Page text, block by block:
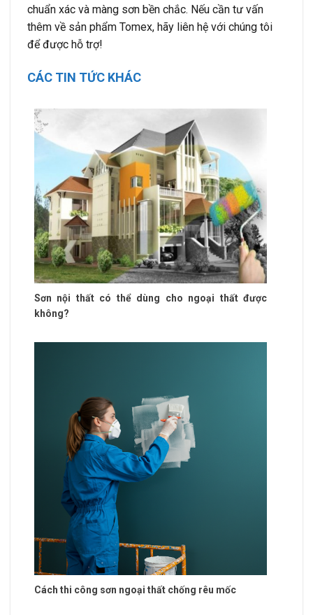
chuẩn xác và màng sơn bền chắc. Nếu cần tư vấn
thêm về sản phẩm Tomex, hãy liên hệ với chúng tôi
để được hỗ trợ!
CÁC TIN TỨC KHÁC
Sơn nội thất có thể dùng cho ngoại thất được
không?
Cách thi công sơn ngoại thất chống rêu mốc